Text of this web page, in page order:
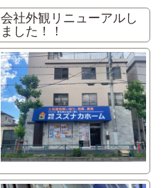
会社外観リニューアルし
ました！！